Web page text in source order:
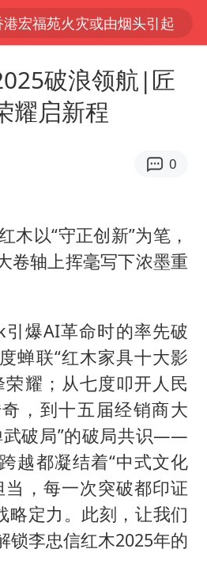
港宏福苑火灾或由烟头引起
风白海豚闭眼了
云南一地村民过火把节意外灼伤16人
AI造出新病毒意味着什么
股创4月份以来最大单周涨幅
台州《告全体市民书》：非必要不外出
泰国校园枪击事件已致8死30余伤
光伏八巨头签署“不低于成本价”倡议
彦斌获《歌手2026》歌王
王兴兴被问了360多个问题
79岁老人被城管撞倒后离世案一审开庭
2名小孩玩手机低头幅度近乎折叠
四川宜宾地震网友称睡觉被摇醒
破浪领航|匠
耀启新程
0
木以“守正创新”为笔，
卷轴上挥毫写下浓墨重
引爆AI革命时的率先破
蝉联“红木家具十大影
荣耀；从七度叩开人民
，到十五届经销商大
武破局”的破局共识——
越都凝结着“中式文化
当，每一次突破都印证
略定力。此刻，让我们
锁李忠信红木2025年的